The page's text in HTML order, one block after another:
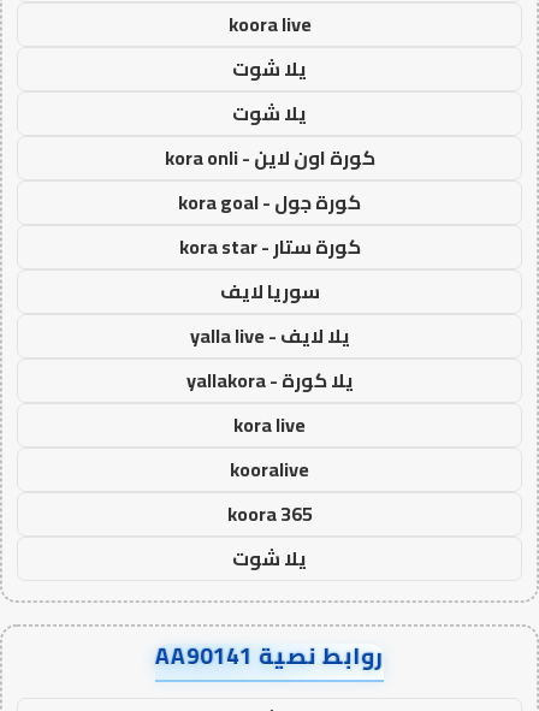
koora live
يلا شوت
يلا شوت
كورة اون لاين - kora onli
كورة جول - kora goal
كورة ستار - kora star
سوريا لايف
يلا لايف - yalla live
يلا كورة - yallakora
kora live
kooralive
koora 365
يلا شوت
روابط نصية AA90141